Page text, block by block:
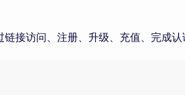
接访问、注册、升级、充值、完成